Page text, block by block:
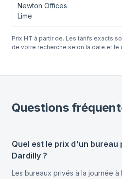
Newton Offices
Lime
Prix HT à partir de. Les tarifs exacts
de votre recherche selon la date et le
Questions
Quel est le prix d'un bureau
Dardilly ?
Les bureaux privés à la journée à